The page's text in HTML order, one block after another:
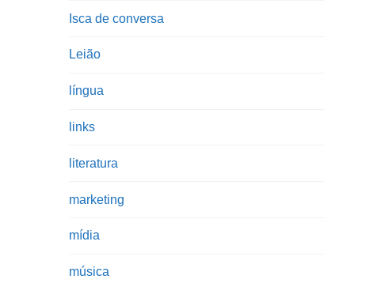
Isca de conversa
Leião
língua
links
literatura
marketing
mídia
música